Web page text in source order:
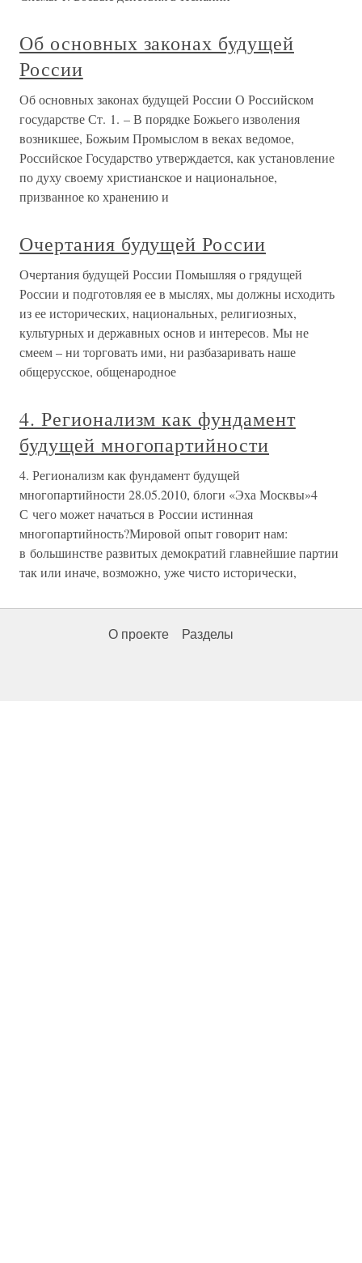
Об основных законах будущей
России
Об основных законах будущей России О Российском
государстве Ст. 1. – В порядке Божьего изволения
возникшее, Божьим Промыслом в веках ведомое,
Российское Государство утверждается, как установление
по духу своему христианское и национальное,
призванное ко хранению и
Очертания будущей России
Очертания будущей России Помышляя о грядущей
России и подготовляя ее в мыслях, мы должны исходить
из ее исторических, национальных, религиозных,
культурных и державных основ и интересов. Мы не
смеем – ни торговать ими, ни разбазаривать наше
общерусское, общенародное
4. Регионализм как фундамент
будущей многопартийности
4. Регионализм как фундамент будущей
многопартийности 28.05.2010, блоги «Эха Москвы»4
С чего может начаться в России истинная
многопартийность?Мировой опыт говорит нам:
в большинстве развитых демократий главнейшие партии
так или иначе, возможно, уже чисто исторически,
О проекте Разделы